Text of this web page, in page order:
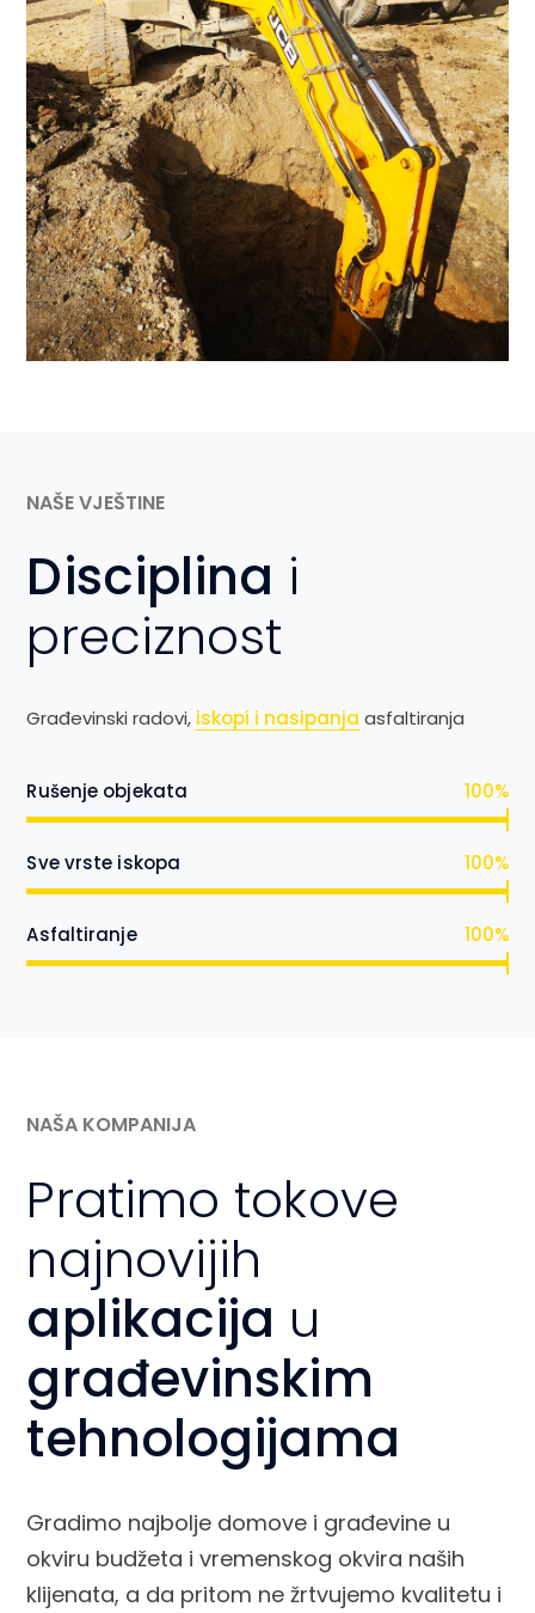
NAŠE VJEŠTINE
Disciplina i
preciznost
Građevinski radovi, iskopi i nasipanja asfaltiranja
Rušenje objekata 100%
Sve vrste iskopa 100%
Asfaltiranje 100%
NAŠA KOMPANIJA
Pratimo tokove
najnovijih
aplikacija u
građevinskim
tehnologijama
Gradimo najbolje domove i građevine u
okviru budžeta i vremenskog okvira naših
klijenata, a da pritom ne žrtvujemo kvalitetu i